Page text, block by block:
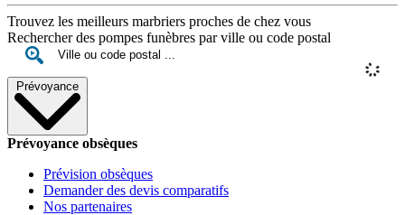
Trouvez les meilleurs marbriers proches de chez vous
Rechercher des pompes funèbres par ville ou code postal
Prévoyance
Prévoyance obsèques
Prévision obsèques
Demander des devis comparatifs
Nos partenaires